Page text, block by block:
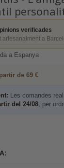
verificades
artesanalment a
a Espanya
de 69 €
Les comandes
del 24/08, per